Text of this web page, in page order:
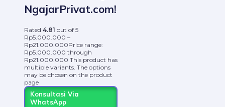
NgajarPrivat.com!
Rated 4.81 out of 5
Rp5.000.000 –
Rp21.000.000Price range:
Rp5.000.000 through
Rp21.000.000 This product has
multiple variants. The options
may be chosen on the product
page
Konsultasi Via
WhatsApp